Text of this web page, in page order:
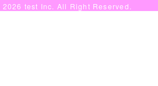
2026 test Inc. All Right Reserved.